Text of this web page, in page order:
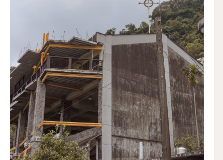
最後來到了神山部落活動廣場
廣場牆面的圖騰非常華麗又有意義，耶穌、人類、救主
等元素，有百步蛇、陶甕、百合花等圖騰非常有魯凱族
特色